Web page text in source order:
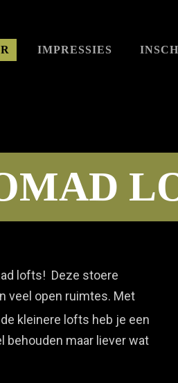
IMPRESSIES
lofts! Deze stoere
veel open ruimtes. Met
kleinere lofts heb je een
maar liever wat